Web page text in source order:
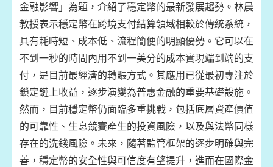
金融影響」為題，介紹了穩定幣的最新發展趨勢。林晨
教授表示穩定幣在跨境支付結算領域相較於傳統系統，
具有耗時短、成本低、流程簡便的明顯優勢。它可以在
不到一秒的時間內用不到一美分的成本實現端到端的支
付，是目前最經濟的轉賬方式。其應用已從最初專注於
鎖定鏈上收益，逐步演變為普惠金融的重要基礎設施。
然而，目前穩定幣仍面臨多重挑戰，包括底層資產價值
的可靠性、生息競賽產生的投資風險，以及與法幣同樣
存在的洗錢風險。未來，隨著監管框架的逐步明確與完
善，穩定幣的安全性與可信度有望提升，進而在國際金